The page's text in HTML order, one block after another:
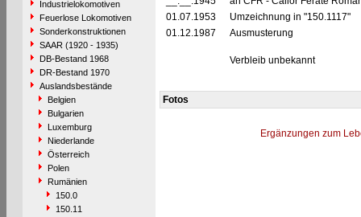
Industrielokomotiven
Feuerlose Lokomotiven
Sonderkonstruktionen
SAAR (1920 - 1935)
DB-Bestand 1968
DR-Bestand 1970
Auslandsbestände
Belgien
Bulgarien
Luxemburg
Niederlande
Österreich
Polen
Rumänien
150.0
150.11
01.07.1953
Umzeichnung in "150.1117"
01.12.1987
Ausmusterung
Verbleib unbekannt
Fotos
Ergänzungen zum